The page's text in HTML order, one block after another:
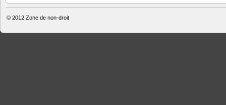
© 2012 Zone de non-droit